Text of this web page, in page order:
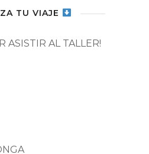
TU VIAJE
ASISTIR AL TALLER!